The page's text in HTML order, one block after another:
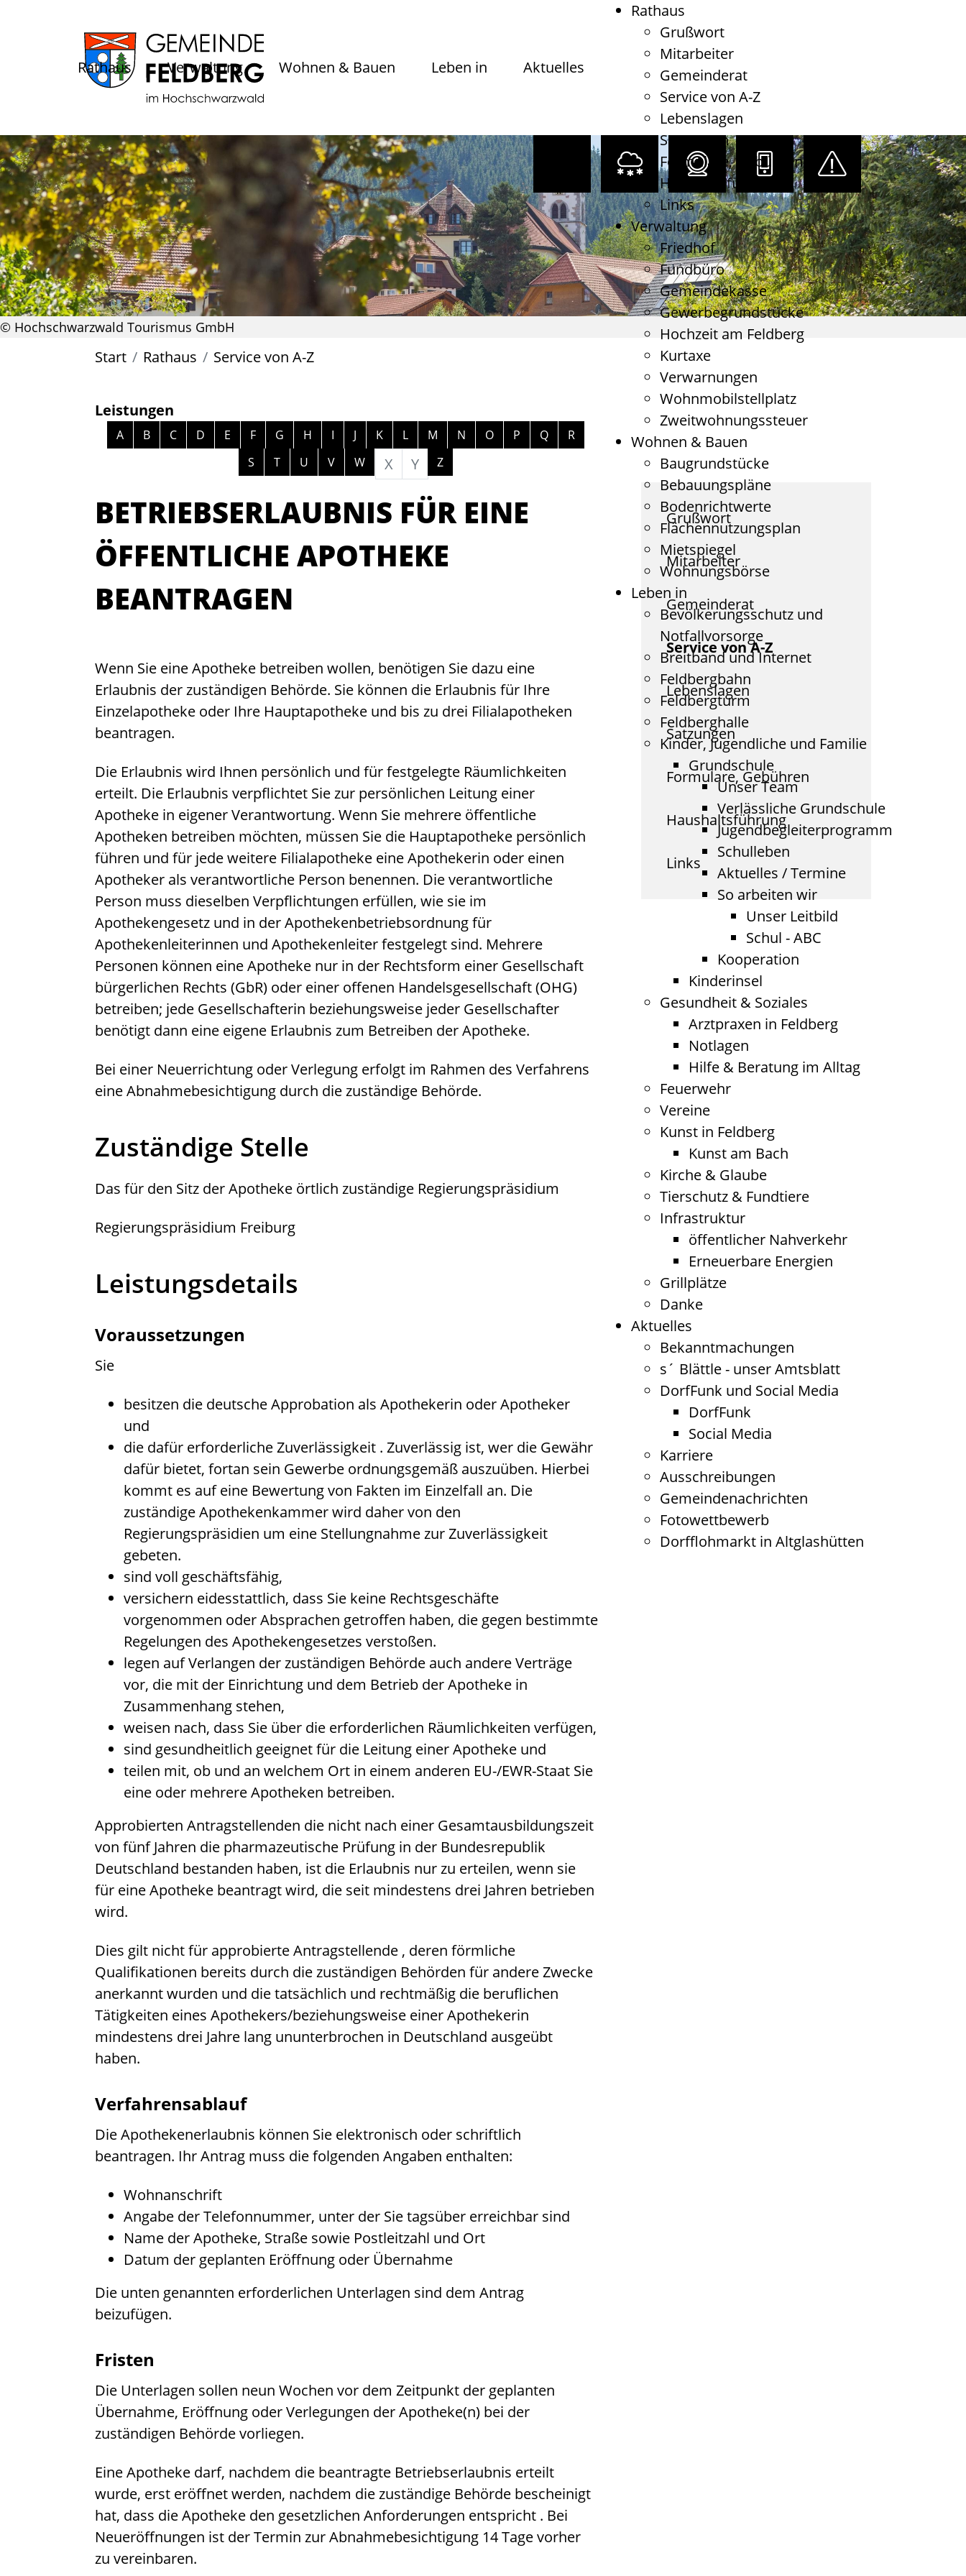
Rathaus Verwaltung Wohnen & Bauen Leben in Aktuelles
Rathaus
Grußwort
Mitarbeiter
Gemeinderat
Service von A-Z
Lebenslagen
Satzungen
Formulare, Gebühren
Haushaltsführung
Links
Verwaltung
Friedhof
Fundbüro
Gemeindekasse
Gewerbegrundstücke
Hochzeit am Feldberg
Kurtaxe
Verwarnungen
Wohnmobilstellplatz
Zweitwohnungssteuer
Wohnen & Bauen
Baugrundstücke
Bebauungspläne
Bodenrichtwerte
Flächennutzungsplan
Mietspiegel
Wohnungsbörse
Leben in
Bevölkerungsschutz und
Notfallvorsorge
Breitband und Internet
Feldbergbahn
Feldbergturm
Feldberghalle
Kinder, Jugendliche und Familie
Grundschule
Unser Team
Verlässliche Grundschule
Jugendbegleiterprogramm
Schulleben
Aktuelles / Termine
So arbeiten wir
Unser Leitbild
Schul - ABC
Kooperation
Kinderinsel
Gesundheit & Soziales
Arztpraxen in Feldberg
Notlagen
Hilfe & Beratung im Alltag
Feuerwehr
Vereine
Kunst in Feldberg
Kunst am Bach
Kirche & Glaube
Tierschutz & Fundtiere
Infrastruktur
öffentlicher Nahverkehr
Erneuerbare Energien
Grillplätze
Danke
Aktuelles
Bekanntmachungen
s´ Blättle - unser Amtsblatt
DorfFunk und Social Media
DorfFunk
Social Media
Karriere
Ausschreibungen
Gemeindenachrichten
Fotowettbewerb
Dorfflohmarkt in Altglashütten
© Hochschwarzwald Tourismus GmbH
Start Rathaus Service von A-Z
Leistungen
Alphabetisches Register überspringen
A B C D E F G H I J K L M N O P Q
R
S
T U V W X Y Z
BETRIEBSERLAUBNIS FÜR EINE
ÖFFENTLICHE APOTHEKE
BEANTRAGEN
Wenn Sie eine Apotheke betreiben wollen, benötigen Sie dazu eine
Erlaubnis der zuständigen Behörde. Sie können die Erlaubnis für Ihre
Einzelapotheke oder Ihre Hauptapotheke und bis zu drei Filialapotheken
beantragen.
Die Erlaubnis wird Ihnen persönlich und für festgelegte Räumlichkeiten
erteilt. Die Erlaubnis verpflichtet Sie zur persönlichen Leitung einer
Apotheke in eigener Verantwortung. Wenn Sie mehrere öffentliche
Apotheken betreiben möchten, müssen Sie die Hauptapotheke persönlich
führen und für jede weitere Filialapotheke eine Apothekerin oder einen
Apotheker als verantwortliche Person benennen. Die verantwortliche
Person muss dieselben Verpflichtungen erfüllen, wie sie im
Apothekengesetz und in der Apothekenbetriebsordnung für
Apothekenleiterinnen und Apothekenleiter festgelegt sind. Mehrere
Personen können eine Apotheke nur in der Rechtsform einer Gesellschaft
bürgerlichen Rechts (GbR) oder einer offenen Handelsgesellschaft (OHG)
betreiben; jede Gesellschafterin beziehungsweise jeder Gesellschafter
benötigt dann eine eigene Erlaubnis zum Betreiben der Apotheke.
Bei einer Neuerrichtung oder Verlegung erfolgt im Rahmen des Verfahrens
eine Abnahmebesichtigung durch die zuständige Behörde.
Zuständige Stelle
Das für den Sitz der Apotheke örtlich zuständige Regierungspräsidium
Regierungspräsidium Freiburg
Leistungsdetails
Voraussetzungen
Sie
besitzen die deutsche Approbation als Apothekerin oder Apotheker
und
die dafür erforderliche Zuverlässigkeit . Zuverlässig ist, wer die Gewähr
dafür bietet, fortan sein Gewerbe ordnungsgemäß auszuüben. Hierbei
kommt es auf eine Bewertung von Fakten im Einzelfall an. Die
zuständige Apothekenkammer wird dahervon den
Regierungspräsidien um eine Stellungnahme zur Zuverlässigkeit
gebeten.
sind voll geschäftsfähig,
versichern eidesstattlich, dass Sie keine Rechtsgeschäfte
vorgenommen oder Absprachen getroffen haben, die gegen bestimmte
Regelungen des Apothekengesetzes verstoßen.
legen auf Verlangen der zuständigen Behörde auch andere Verträge
vor, die mit der Einrichtung und dem Betrieb der Apotheke in
Zusammenhang stehen,
weisen nach, dass Sie über die erforderlichen Räumlichkeiten verfügen,
sind gesundheitlich geeignet für die Leitung einer Apotheke und
teilen mit, ob und an welchem Ort in einem anderen EU-/EWR-Staat Sie
eine oder mehrere Apotheken betreiben.
Approbierten Antragstellenden die nicht nach einer Gesamtausbildungszeit
von fünf Jahren die pharmazeutische Prüfung in der Bundesrepublik
Deutschland bestanden haben, ist die Erlaubnis nur zu erteilen, wenn sie
für eine Apotheke beantragt wird, die seit mindestens drei Jahren betrieben
wird.
Dies gilt nicht für approbierte Antragstellende , deren förmliche
Qualifikationen bereits durch die zuständigen Behörden für andere Zwecke
anerkannt wurden und die tatsächlich und rechtmäßig die beruflichen
Tätigkeiten eines Apothekers/beziehungsweise einer Apothekerin
mindestens drei Jahre lang ununterbrochen in Deutschland ausgeübt
haben.
Verfahrensablauf
Die Apothekenerlaubnis können Sie elektronisch oder schriftlich
beantragen. Ihr Antrag muss die folgenden Angaben enthalten:
Wohnanschrift
Angabe der Telefonnummer, unter der Sie tagsüber erreichbar sind
Name der Apotheke, Straße sowie Postleitzahl und Ort
Datum der geplanten Eröffnung oder Übernahme
Die unten genannten erforderlichen Unterlagen sind dem Antrag
beizufügen.
Fristen
Die Unterlagen sollen neun Wochen vor dem Zeitpunkt der geplanten
Übernahme, Eröffnung oder Verlegungen der Apotheke(n) bei der
zuständigen Behörde vorliegen.
Eine Apotheke darf, nachdem die beantragte Betriebserlaubnis erteilt
wurde, erst eröffnet werden, nachdem die zuständige Behörde bescheinigt
hat, dass die Apotheke den gesetzlichen Anforderungen entspricht . Bei
Neueröffnungen ist der Termin zur Abnahmebesichtigung 14 Tage vorher
zu vereinbaren.
Grußwort
Mitarbeiter
Gemeinderat
Service von A-Z
Lebenslagen
Satzungen
Formulare, Gebühren
Haushaltsführung
Links